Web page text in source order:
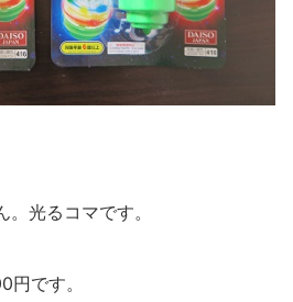
光るコマです。
円です。